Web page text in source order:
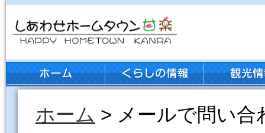
ホーム > メールで問い合